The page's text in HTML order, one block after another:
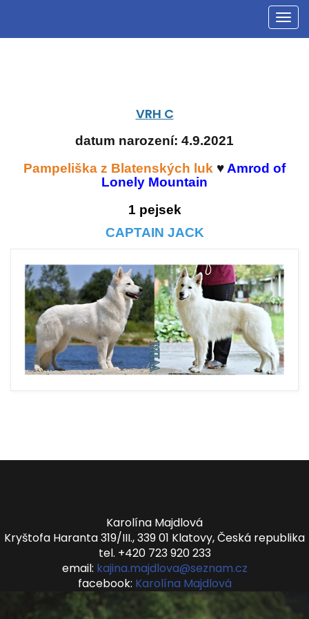
VRH C
datum narození: 4.9.2021
Pampeliška z Blatenských luk ♥ Amrod of
Lonely Mountain
1 pejsek
CAPTAIN JACK
Karolína Majdlová
Kryštofa Haranta 319/III., 339 01 Klatovy, Česká republika
tel. +420 723 920 233
email: kajina.majdlova@seznam.cz
facebook: Karolína Majdlová